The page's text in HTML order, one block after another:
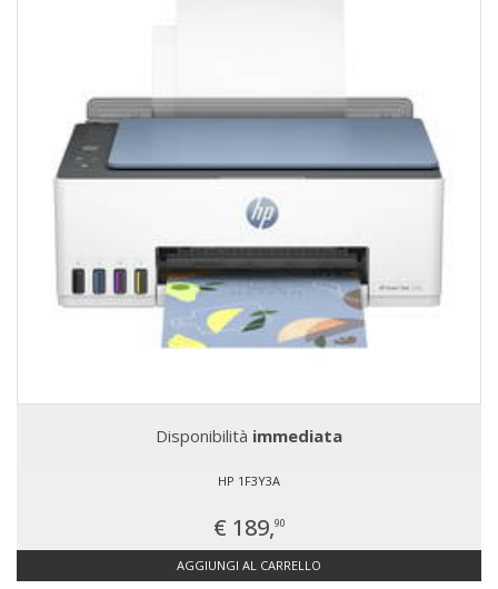
Disponibilità immediata
HP 1F3Y3A
€ 189,90
AGGIUNGI AL CARRELLO